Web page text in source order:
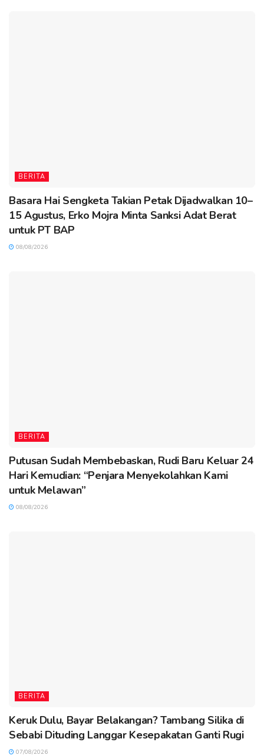
BERITA
Basara Hai Sengketa Takian Petak Dijadwalkan 10–
15 Agustus, Erko Mojra Minta Sanksi Adat Berat
untuk PT BAP
08/08/2026
BERITA
Putusan Sudah Membebaskan, Rudi Baru Keluar 24
Hari Kemudian: “Penjara Menyekolahkan Kami
untuk Melawan”
08/08/2026
BERITA
Keruk Dulu, Bayar Belakangan? Tambang Silika di
Sebabi Dituding Langgar Kesepakatan Ganti Rugi
07/08/2026